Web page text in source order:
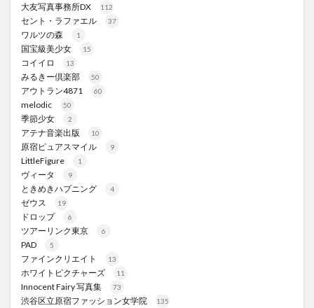
大友写真事務所DX 112
セント・ラファエル 37
ワルツの森 1
国宝級美少女 15
コイイロ 13
みるきー倶楽部 50
アウトラン4871 60
melodic 50
季節少女 2
アテナ音楽出版 10
原宿ピュアスマイル 9
LittleFigure 1
ヴィータ 9
ときめきハプニング 4
ゼウス 19
ドロップ 6
ツアーリンク東京 6
PAD 5
ファインクリエイト 13
ホワイトピクチャーズ 11
Innocent Fairy 写真集 73
渋谷区立原宿ファッション女学院 135